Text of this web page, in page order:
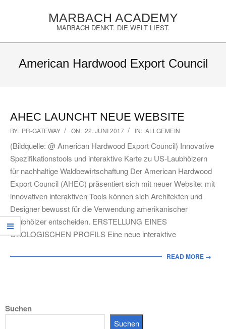
MARBACH ACADEMY
MARBACH DENKT. DIE WELT LIEST.
NavigationAmerican Hardwood Export Council
AHEC LAUNCHT NEUE WEBSITE
2017-
06-
22
BY: PR-GATEWAY ON: 22. JUNI 2017 IN: ALLGEMEIN
(Bildquelle: @ American Hardwood Export Council) Innovative
Spezifikationstools und interaktive Karte zu US-Laubhölzern
für nachhaltige Waldbewirtschaftung Der American Hardwood
Export Council (AHEC) präsentiert sich mit neuer Website: mit
innovativen interaktiven Tools können sich Architekten und
Designer bewusst für die Verwendung amerikanischer
Laubhölzer entscheiden. ERSTELLUNG EINES
ÖKOLOGISCHEN PROFILS Eine neue interaktive
READ MORE →
Suchen
Suchen